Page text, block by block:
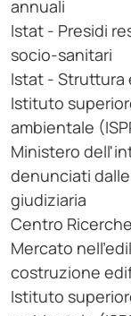
annuali
Istat - Presidi
socio-sanitari
Istat - Struttura
Istituto
ambientale
Ministero
denunciati
giudiziaria
Centro
Mercato
costruzione
Istituto